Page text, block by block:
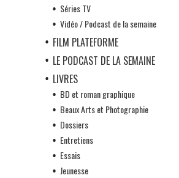
Séries TV
Vidéo / Podcast de la semaine
FILM PLATEFORME
LE PODCAST DE LA SEMAINE
LIVRES
BD et roman graphique
Beaux Arts et Photographie
Dossiers
Entretiens
Essais
Jeunesse